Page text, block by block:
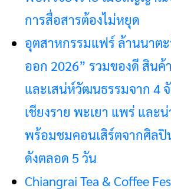
การสื่อสารต้องไม่หยุด
อุตสาหกรรมแฟร์ ล้านนาต
ออก 2026” รวมของดี สินค้
และเสน่ห์วัฒนธรรมจาก 4
เชียงราย พะเยา แพร่ และ
พร้อมชมคอนเสิร์ตจากศิลปิ
ดังตลอด 5 วัน
Chiangrai Tea & Coffee